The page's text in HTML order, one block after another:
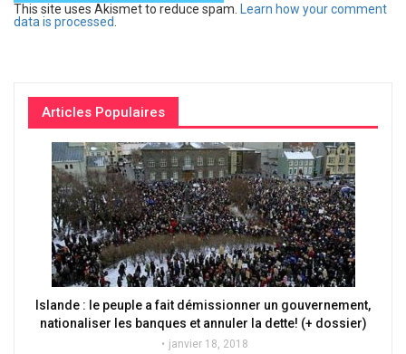
This site uses Akismet to reduce spam.
Learn how your comment
data is processed
Articles Populaires
Islande : le peuple a fait démissionner un gouvernement,
nationaliser les banques et annuler la dette! (+ dossier)
janvier 18, 2018